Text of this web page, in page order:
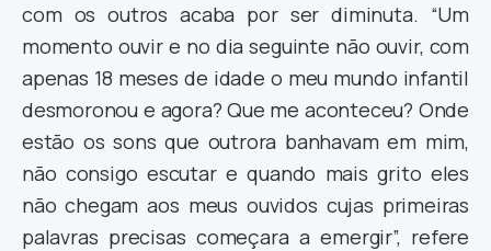
com os outros acaba por ser diminuta. “Um
momento ouvir e no dia seguinte não ouvir, com
apenas 18 meses de idade o meu mundo infantil
desmoronou e agora? Que me aconteceu? Onde
estão os sons que outrora banhavam em mim,
não consigo escutar e quando mais grito eles
não chegam aos meus ouvidos cujas primeiras
palavras precisas começara a emergir”, refere